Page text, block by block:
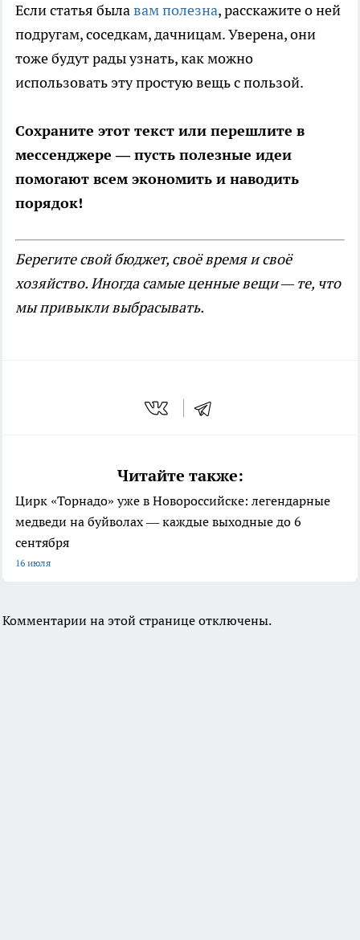
Если статья былавам полезна, расскажите о ней
подругам, соседкам, дачницам. Уверена, они
тоже будут рады узнать, как можно
использовать эту простую вещь с пользой.
Сохраните этот текст или перешлите в
мессенджере — пусть полезные идеи
помогают всем экономить и наводить
порядок!
Берегите свой бюджет, своё время и своё
хозяйство. Иногда самые ценные вещи — те, что
мы привыкли выбрасывать.
Читайте также:
Цирк «Торнадо» уже в Новороссийске: легендарные
медведи на буйволах — каждые выходные до 6
сентября
16 июля
Комментарии на этой странице отключены.